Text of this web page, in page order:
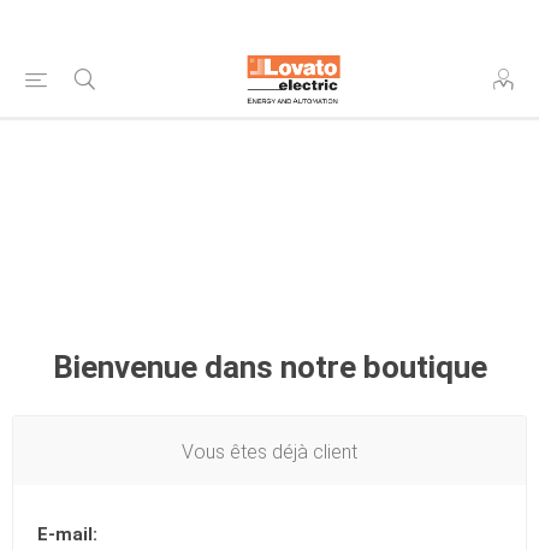
Bienvenue dans notre boutique
Vous êtes déjà client
E-mail: